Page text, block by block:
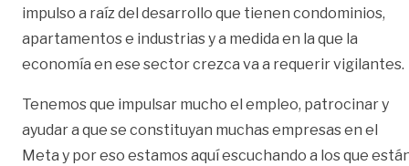
impulso a raíz del desarrollo que tienen condominios,
apartamentos e industrias y a medida en la que la
economía en ese sector crezca va a requerir vigilantes.
Tenemos que impulsar mucho el empleo, patrocinar y
ayudar a que se constituyan muchas empresas en el
Meta y por eso estamos aquí escuchando a los que